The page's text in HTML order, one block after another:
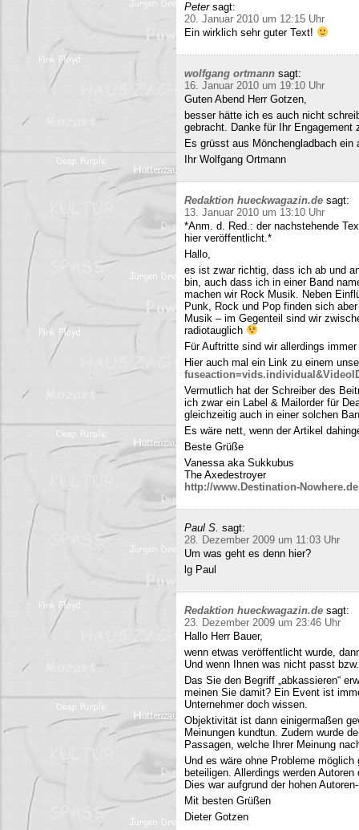
Peter sagt:
20. Januar 2010 um 12:15 Uhr
Ein wirklich sehr guter Text!
wolfgang ortmann sagt:
16. Januar 2010 um 19:10 Uhr
Guten Abend Herr Gotzen,
besser hätte ich es auch nicht
gebracht. Danke für Ihr Engagement
Es grüsst aus Mönchengladbach ein
Ihr Wolfgang Ortmann
Redaktion hueckwagazin.de sagt:
13. Januar 2010 um 13:10 Uhr
*Anm. d. Red.: der nachstehende
hier veröffentlicht.*
Hallo,
es ist zwar richtig, dass ich ab und
bin, auch dass ich in einer Band
machen wir Rock Musik. Neben
Punk, Rock und Pop finden sich
Musik – im Gegenteil sind wir
radiotauglich
Für Auftritte sind wir allerdings
Hier auch mal ein Link zu einem
Vermutlich hat der Schreiber des
ich zwar ein Label & Mailorder für
gleichzeitig auch in einer solchen
Es wäre nett, wenn der Artikel
Beste Grüße
Vanessa aka Sukkubus
The Axedestroyer
http://www.Destination-Nowhere.de
Paul S. sagt:
28. Dezember 2009 um 11:03 Uhr
Um was geht es denn hier?
lg Paul
Redaktion hueckwagazin.de sagt:
23. Dezember 2009 um 23:46 Uhr
Hallo Herr Bauer,
wenn etwas veröffentlicht wurde,
Und wenn Ihnen was nicht passt
Das Sie den Begriff „abkassieren“
meinen Sie damit? Ein Event ist
Unternehmer doch wissen.
Objektivität ist dann einigermaßen
Meinungen kundtun. Zudem wurde
Passagen, welche Ihrer Meinung
Und es wäre ohne Probleme
beteiligen. Allerdings werden
Dies war aufgrund der hohen
Mit besten Grüßen
Dieter Gotzen